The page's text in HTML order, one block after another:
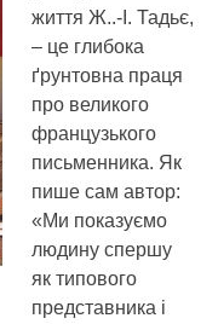
життя Ж..-І. Тадьє,
– це глибока
ґрунтовна праця
про великого
французького
письменника. Як
пише сам автор:
«Ми показуємо
людину спершу
як типового
представника і